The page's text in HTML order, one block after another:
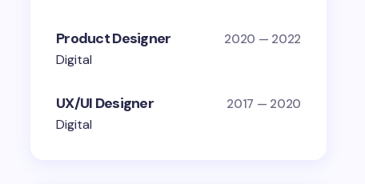
Product Designer 2020 — 2022
Digital
UX/UI Designer 2017 — 2020
Digital